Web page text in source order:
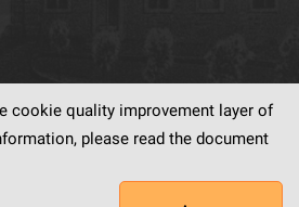
cookie quality improvement layer of
please read the document